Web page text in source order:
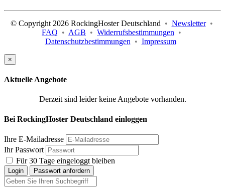
© Copyright 2026 RockingHoster Deutschland • Newsletter •
FAQ • AGB • Widerrufsbestimmungen •
Datenschutzbestimmungen • Impressum
×
Aktuelle Angebote
Derzeit sind leider keine Angebote vorhanden.
Bei RockingHoster Deutschland einloggen
Ihre E-Mailadresse
Ihr Passwort
Für 30 Tage eingeloggt bleiben
Login Passwort anfordern